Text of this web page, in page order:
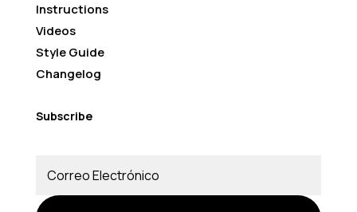
Instructions
Videos
Style Guide
Changelog
Subscribe